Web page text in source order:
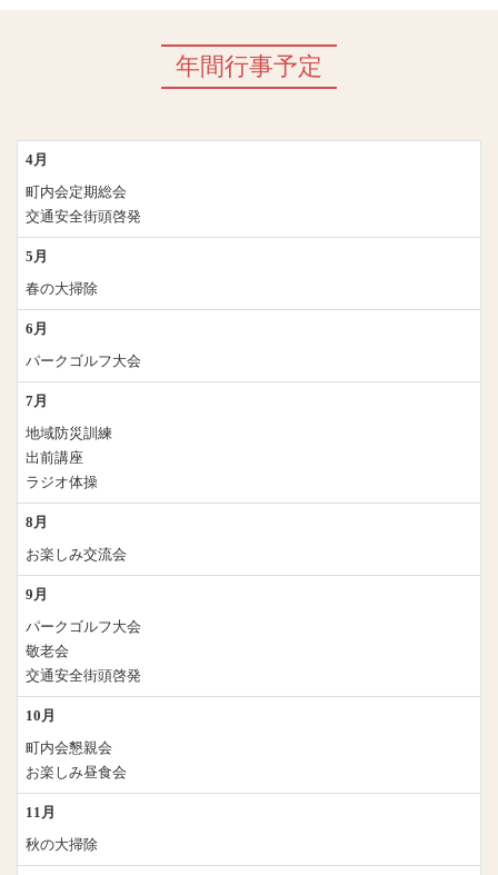
年間行事予定
4月
町内会定期総会
交通安全街頭啓発
5月
春の大掃除
6月
パークゴルフ大会
7月
地域防災訓練
出前講座
ラジオ体操
8月
お楽しみ交流会
9月
パークゴルフ大会
敬老会
交通安全街頭啓発
10月
町内会懇親会
お楽しみ昼食会
11月
秋の大掃除